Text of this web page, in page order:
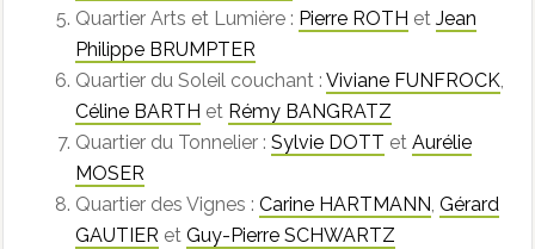
Quartier Arts et Lumière : Pierre ROTH etJean
Philippe BRUMPTER
Quartier du Soleil couchant :Viviane FUNFROCK
Céline BARTH et Rémy BANGRATZ
Quartier du Tonnelier :Sylvie DOTT etAurélie
MOSER
Quartier des Vignes :Carine HARTMANN ,Gérard
GAUTIER etGuy-Pierre SCHWARTZ